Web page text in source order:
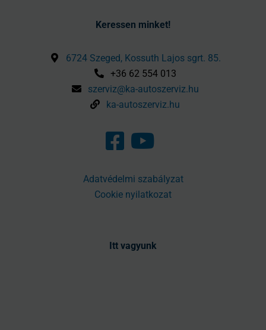
Keressen minket!
6724 Szeged, Kossuth Lajos sgrt. 85.
+36 62 554 013
szerviz@ka-autoszerviz.hu
ka-autoszerviz.hu
Adatvédelmi szabályzat
Cookie nyilatkozat
Itt vagyunk